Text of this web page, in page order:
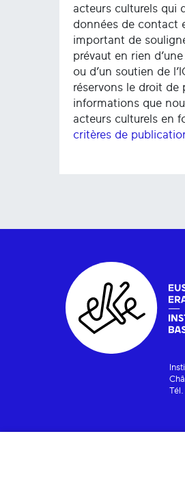
acteurs culturels qui
données de contact
important de
prévaut en rien
ou d’un soutien de
réservons le droit de
informations que
acteurs culturels en
critères de